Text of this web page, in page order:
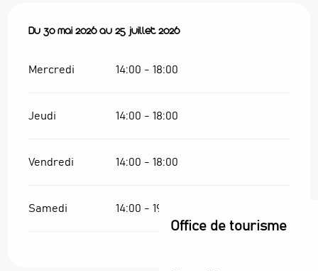
Office de tourisme
Du 30 mai 2026 au 25 juillet 2026
Du 30 mai 2026 au 25 juillet 2026
Mercredi 14:00 - 18:00
Jeudi 14:00 - 18:00
Vendredi 14:00 - 18:00
Samedi 14:00 - 19:00